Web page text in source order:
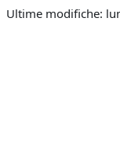
Ultime modifiche: